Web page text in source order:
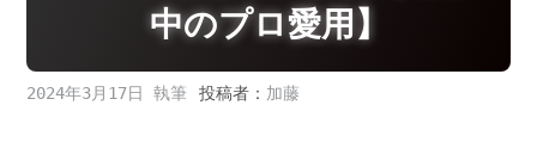
中のプロ愛用】
2024年3月17日 投稿者： 加藤